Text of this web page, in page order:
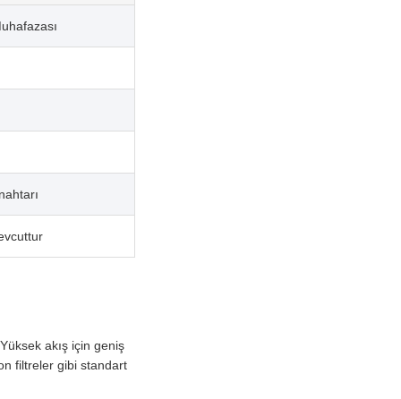
akış için geniş
filtreler gibi standart